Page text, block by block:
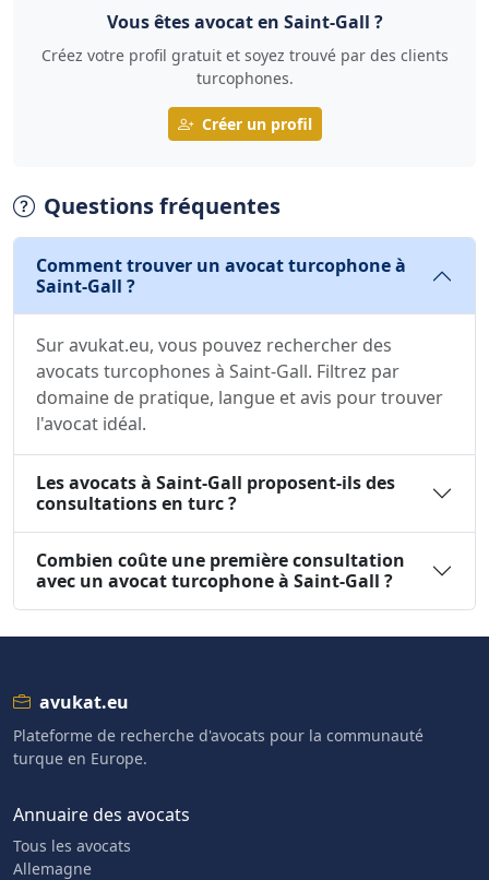
Vous êtes avocat en Saint-Gall ?
Créez votre profil gratuit et soyez trouvé par des clients
turcophones.
Créer un profil
Questions fréquentes
Comment trouver un avocat turcophone à
Saint-Gall ?
Sur avukat.eu, vous pouvez rechercher des
avocats turcophones à Saint-Gall. Filtrez par
domaine de pratique, langue et avis pour trouver
l'avocat idéal.
Les avocats à Saint-Gall proposent-ils des
consultations en turc ?
Combien coûte une première consultation
avec un avocat turcophone à Saint-Gall ?
avukat.eu
Plateforme de recherche d'avocats pour la communauté
turque en Europe.
Annuaire des avocats
Tous les avocats
Allemagne